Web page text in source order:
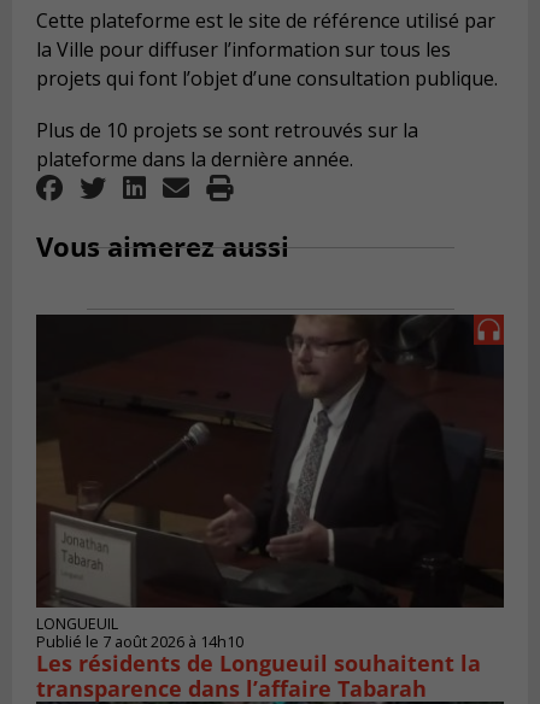
Cette plateforme est le site de référence utilisé par
la Ville pour diffuser l’information sur tous les
projets qui font l’objet d’une consultation publique.
Plus de 10 projets se sont retrouvés sur la
plateforme dans la dernière année.
Vous aimerez aussi
LONGUEUIL
Publié le 7 août 2026 à 14h10
Les résidents de Longueuil souhaitent la
transparence dans l’affaire Tabarah